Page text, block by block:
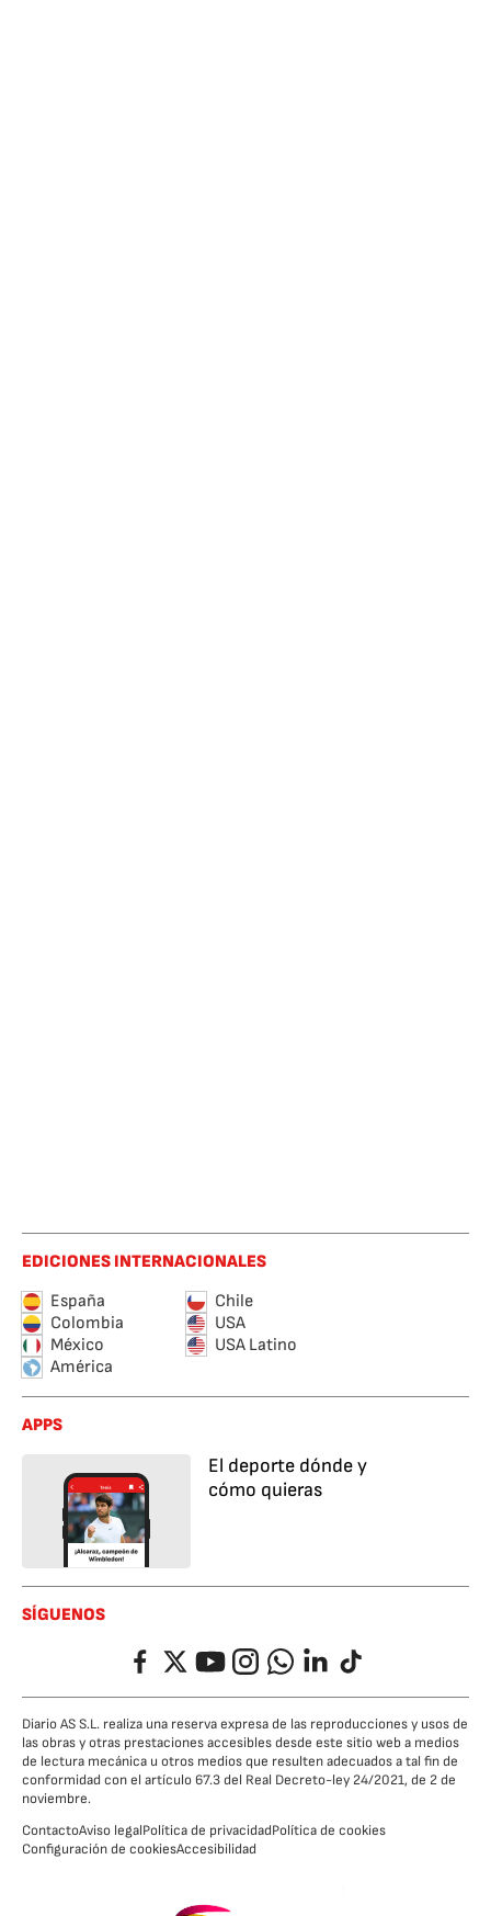
EDICIONES INTERNACIONALES
España
Chile
Colombia
USA
México
USA Latino
América
APPS
El deporte dónde y
cómo quieras
SÍGUENOS
FacebookTwitterYouTubeInstagramWhatsappLinkedIn
TikTok
Diario AS S.L. realiza una reserva expresa de las reproducciones y usos de
las obras y otras prestaciones accesibles desde este sitio web a medios
de lectura mecánica u otros medios que resulten adecuados a tal fin de
conformidad con el artículo 67.3 del Real Decreto-ley 24/2021, de 2 de
noviembre.
ContactoAviso legalPolítica de privacidadPolítica de cookies
Configuración de cookiesAccesibilidad